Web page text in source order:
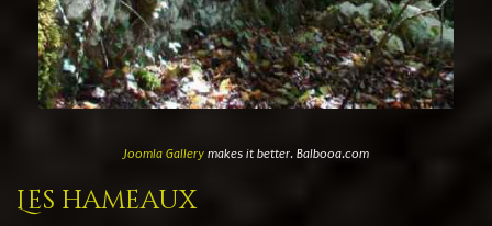
Joomla Gallerymakes it better. Balbooa.com
Les hameaux